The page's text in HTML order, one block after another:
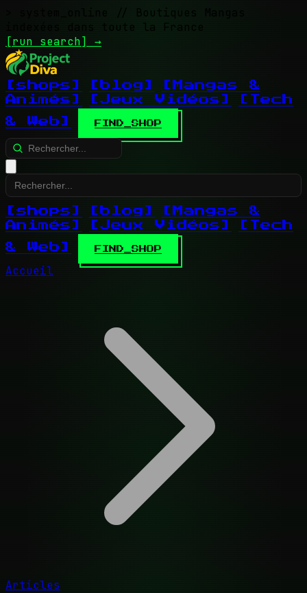
// Boutiques Mangas
indexées dans toute la France
[run search] →
[shops] [blog]
[Mangas &
Animés]
[Jeux Vidéos]
[Tech
& Web]
FIND_SHOP
[shops] [blog]
[Mangas &
Animés]
[Jeux Vidéos]
[Tech
& Web]
FIND_SHOP
Accueil
Articles